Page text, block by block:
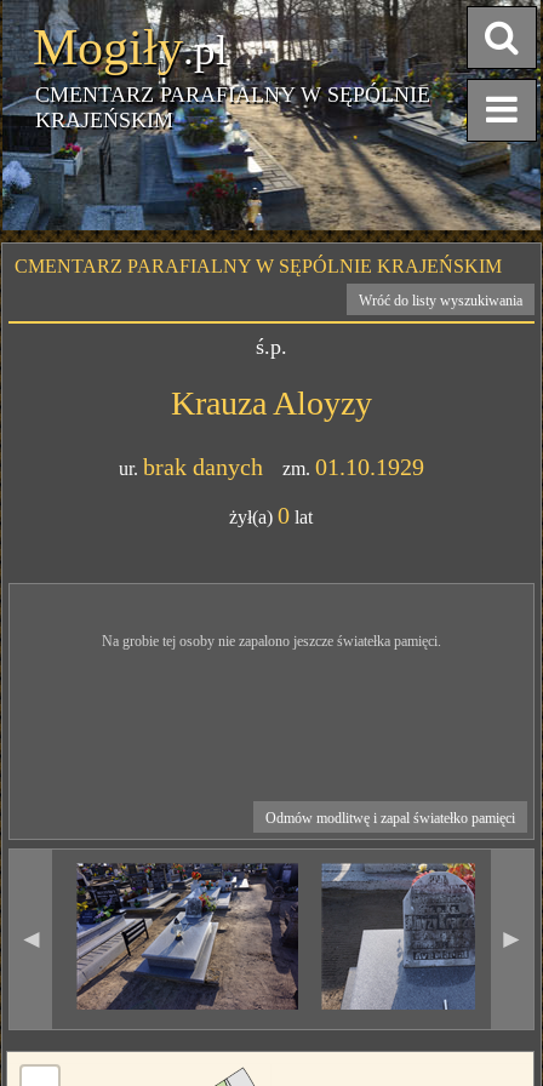
Mogiły.pl
CMENTARZ PARAFIALNY W SĘPÓLNIE
KRAJEŃSKIM
CMENTARZ PARAFIALNY W SĘPÓLNIE KRAJEŃSKIM
Wróć do listy wyszukiwania
ś.p.
Krauza Aloyzy
ur. brak danych zm. 01.10.1929
żył(a)0 lat
Na grobie tej osoby nie zapalono jeszcze światełka pamięci.
Odmów modlitwę i zapal światełko pamięci
◄ ►